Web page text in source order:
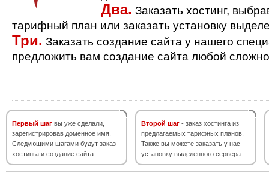
Два. Заказать хостинг,
тарифный план или заказать установку
Три. Заказать создание сайта у нашего
предложить вам создание сайта любой
Первый шаг вы уже сделали,
зарегистрировав доменное имя.
Следующими шагами будут заказ
хостинга и создание сайта.
Второй шаг - заказ хостинга из
предлагаемых тарифных планов.
Также вы можете заказать у нас
установку выделенного сервера.